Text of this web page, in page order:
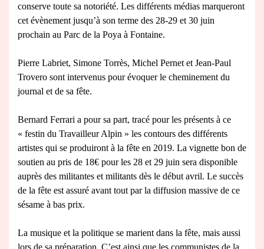
conserve toute sa notoriété. Les différents médias marqueront
cet évènement jusqu’à son terme des 28-29 et 30 juin
prochain au Parc de la Poya à Fontaine.
Pierre Labriet, Simone Torrès, Michel Pernet et Jean-Paul
Trovero sont intervenus pour évoquer le cheminement du
journal et de sa fête.
Bernard Ferrari a pour sa part, tracé pour les présents à ce
« festin du Travailleur Alpin » les contours des différents
artistes qui se produiront à la fête en 2019. La vignette bon de
soutien au pris de 18€ pour les 28 et 29 juin sera disponible
auprès des militantes et militants dès le début avril. Le succès
de la fête est assuré avant tout par la diffusion massive de ce
sésame à bas prix.
La musique et la politique se marient dans la fête, mais aussi
lors de sa préparation. C’est ainsi que les communistes de la